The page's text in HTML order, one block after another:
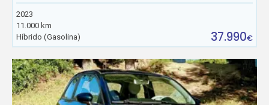
2023
11.000 km
Híbrido (Gasolina)
37.990€